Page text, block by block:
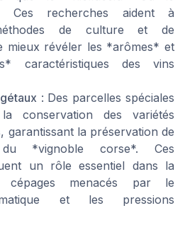
Ces recherches aident à
de culture et de
mieux révéler les *arômes* et
caractéristiques des vins
: Des parcelles spéciales
conservation des variétés
garantissant la préservation de
*vignoble corse*. Ces
un rôle essentiel dans la
cépages menacés par le
et les pressions